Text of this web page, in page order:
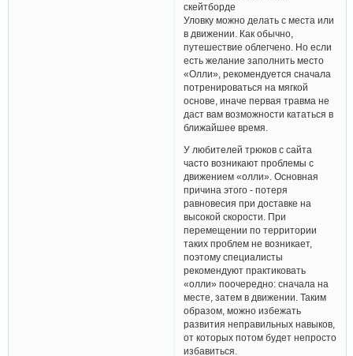
скейтборде
Уловку можно делать с места или
в движении. Как обычно,
путешествие облегчено. Но если
есть желание заполнить место
«Олли», рекомендуется сначала
потренироваться на мягкой
основе, иначе первая травма не
даст вам возможности кататься в
ближайшее время.
У любителей трюков с сайта
часто возникают проблемы с
движением «олли». Основная
причина этого - потеря
равновесия при доставке на
высокой скорости. При
перемещении по территории
таких проблем не возникает,
поэтому специалисты
рекомендуют практиковать
«олли» поочередно: сначала на
месте, затем в движении. Таким
образом, можно избежать
развития неправильных навыков,
от которых потом будет непросто
избавиться.